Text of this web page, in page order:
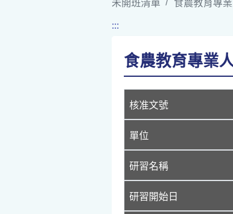
:::
食農教育專業
核准文號
單位
研習名稱
研習開始日